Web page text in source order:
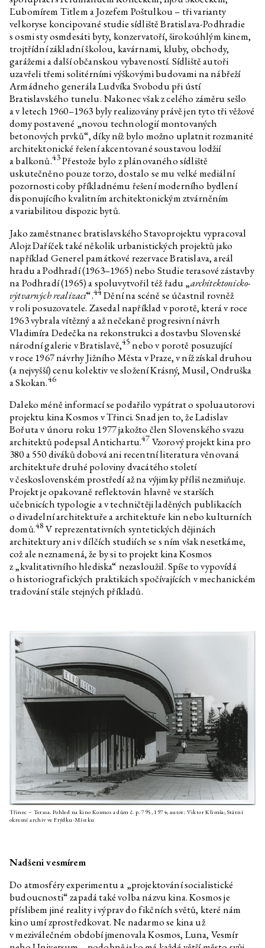
Ľubomírem Titlem a Jozefem Poštulkou – tři varianty
velkoryse koncipované studie sídliště Bratislava-Podhradie
s osmi sty osmdesáti byty, konzervatoří, širokoúhlým kinem,
trojtřídní základní školou, kavárnami, kluby, obchody,
garážemi a další občanskou vybaveností. Sídliště autoři
uzavřeli třemi solitérními výškovými budovami na nábřeží
Armádneho generála Ludvíka Svobodu při ústí
Bratislavského tunelu. Nakonec však z celého záměru sešlo
a v letech 1960–1963 byly realizovány právě jen tyto tři věžové
domy postavené „novou technologií montovaných
betonových prvků“, díky níž bylo možno uplatnit rozmanité
architektonické řešení akcentované soustavou lodžií
a balkonů.43Přestože bylo z plánovaného sídliště
uskutečněno pouze torzo, dostalo se mu velké mediální
pozornosti coby příkladnému řešení moderního bydlení
disponujícího kvalitním architektonickým ztvárněním
a variabilitou dispozic bytů.
Jako zaměstnanec bratislavského Stavoprojektu vypracoval
Alojz Daříček také několik urbanistických projektů jako
například Generel památkové rezervace Bratislava, areál
hradu a Podhradí (1963–1965) nebo Studie terasové zástavby
na Podhradí (1965) a spoluvytvořil též řadu „architektonicko-
výtvarných realizací“.44Dění na scéně se účastnil rovněž
v roli posuzovatele. Zasedal například v porotě, která v roce
1963 vybrala vítězný a až nečekaně progresivní návrh
Vladimíra Dedečka na rekonstrukci a dostavbu Slovenské
národní galerie v Bratislavě,45 nebo v porotě posuzující
v roce 1967 návrhy Jižního Města v Praze, v níž získal druhou
(a nejvyšší) cenu kolektiv ve složení Krásný, Musil, Ondruška
a Skokan.46
Daleko méně informací se podařilo vypátrat o spoluautorovi
projektu kina Kosmos v Třinci. Snad jen to, že Ladislav
Bořuta v únoru roku 1977 jakožto člen Slovenského svazu
architektů podepsal Antichartu.47 Vzorový projekt kina pro
380 a 550 diváků dobová ani recentní literatura věnovaná
architektuře druhé poloviny dvacátého století
v československém prostředí až na výjimky příliš nezmiňuje.
Projekt je opakovaně reflektován hlavně ve starších
učebnicích typologie a v techničtěji laděných publikacích
o divadelní architektuře a architektuře kin nebo kulturních
domů.48 V reprezentativních syntetických dějinách
architektury ani v dílčích studiích se s ním však nesetkáme,
což ale neznamená, že by si to projekt kina Kosmos
z „kvalitativního hlediska“ nezasloužil. Spíše to vypovídá
o historiografických praktikách spočívajících v mechanickém
tradování stále stejných příkladů.
Třinec – Terasa. Pohled na kino Kosmos a dům č. p. 795, 1974; autor: Viktor Klimša; Státní
okresní archiv ve Frýdku-Místku
Nadšeni vesmírem
Do atmosféry experimentu a „projektování socialistické
budoucnosti“ zapadá také volba názvu kina. Kosmos je
příslibem jiné reality i výprav do fikčních světů, které nám
kino umí zprostředkovat. Ne nadarmo se kina už
v meziválečném období jmenovala Kosmos, Luna, Vesmír